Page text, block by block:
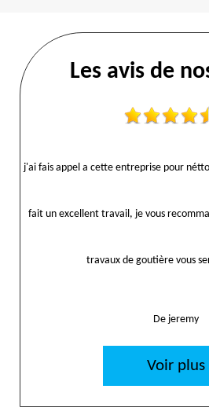
Les avis de
j'ai fais appel a cette entreprise pour
fait un excellent travail, je vous
travaux de goutière vous
De jeremy
Voir plus